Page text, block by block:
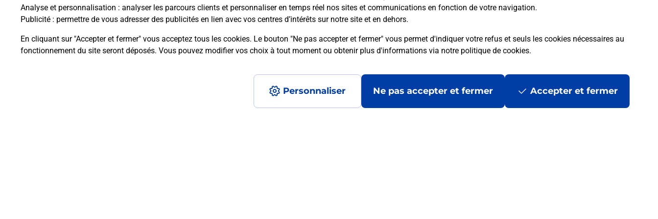
Analyse et personnalisation : analyser les parcours clients et personnaliser en temps réel nos sites et communications en fonction de votre navigation.
Publicité : permettre de vous adresser des publicités en lien avec vos centres d’intérêts sur notre site et en dehors.
En cliquant sur "Accepter et fermer" vous acceptez tous les cookies. Le bouton "Ne pas accepter et fermer" vous permet d'indiquer votre refus et seuls les cookies nécessaires au
fonctionnement du site seront déposés. Vous pouvez modifier vos choix à tout moment ou obtenir plus d'informations via notre politique de cookies.
Personnaliser Ne pas accepter et fermer Accepter et fermer
Questions fréquemment posées
La téléassistance classique avec médaillon d’alarme qu’est ce que c’est ?